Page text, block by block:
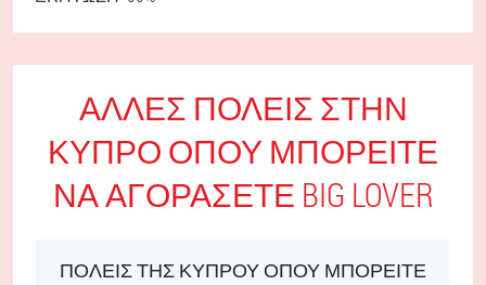
ΆΛΛΕΣ ΠΌΛΕΙΣ ΣΤΗΝ
ΚΎΠΡΟ ΌΠΟΥ ΜΠΟΡΕΊΤΕ
ΝΑ ΑΓΟΡΆΣΕΤΕ BIG LOVER
ΠΌΛΕΙΣ ΤΗΣ ΚΎΠΡΟΥ ΌΠΟΥ ΜΠΟΡΕΊΤΕ